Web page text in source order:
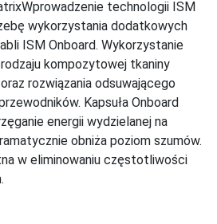
technologii ISM
wykorzystania dodatkowych
ISM Onboard. Wykorzystanie
kompozytowej tkaniny
rozwiązania odsuwającego
Kapsuła Onboard
energii wydzielanej na
obniża poziom szumów.
w eliminowaniu częstotliwości